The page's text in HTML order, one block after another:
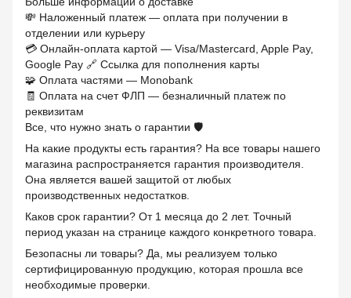
💸 Наложенный платеж — оплата при получении в
отделении или курьеру
💳 Онлайн-оплата картой — Visa/Mastercard, Apple Pay,
Google Pay 🔗 Ссылка для пополнения карты
🧩 Оплата частями — Monobank
🧾 Оплата на счет ФЛП — безналичный платеж по
реквизитам
Все, что нужно знать о гарантии 🛡️
На какие продукты есть гарантия? На все товары нашего
магазина распространяется гарантия производителя.
Она является вашей защитой от любых
производственных недостатков.
Каков срок гарантии? От 1 месяца до 2 лет. Точный
период указан на странице каждого конкретного товара.
Безопасны ли товары? Да, мы реализуем только
сертифицированную продукцию, которая прошла все
необходимые проверки.